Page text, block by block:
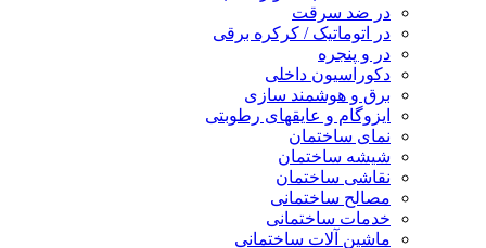
در ضد سرقت
در اتوماتیک / کرکره برقی
در و پنجره
دکوراسیون داخلی
برق و هوشمند سازی
ایزوگام و عایقهای رطوبتی
نمای ساختمان
شیشه ساختمان
نقاشی ساختمان
مصالح ساختمانی
خدمات ساختمانی
ماشین آلات ساختمانی